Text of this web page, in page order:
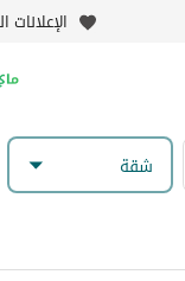
شقة